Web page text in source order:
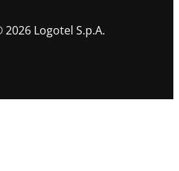
Logotel S.p.A.